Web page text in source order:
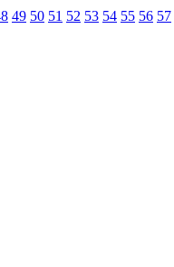
49 50 51 52 53 54 55 56 57